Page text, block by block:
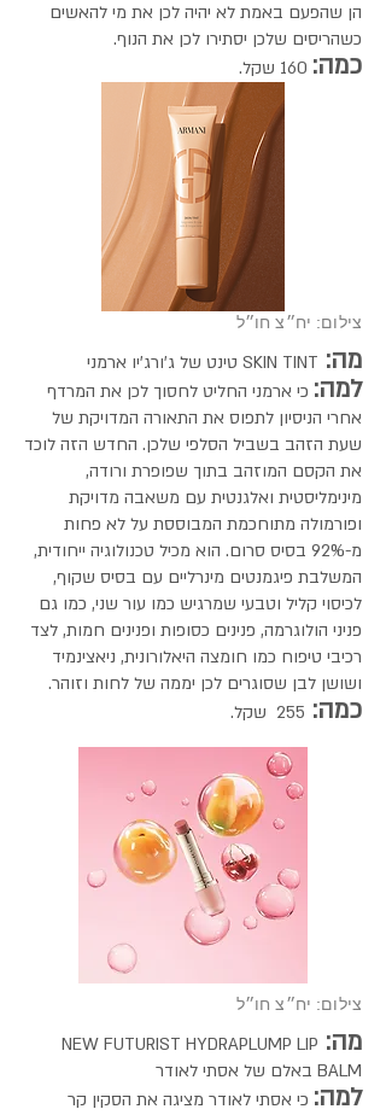
הן שהפעם באמת לא יהיה לכן את מי להאשים
כשהריסים שלכן יסתירו לכן את הנוף.
כמה:
צילום: יח״צ חו״ל
מה: SKIN TINT טינט של ג'ורג'יו ארמני
למה: כי ארמני החליט לחסוך לכן את המרדף
אחרי הניסיון לתפוס את התאורה המדויקת של
שעת הזהב בשביל הסלפי שלכן. החדש הזה לוכד
את הקסם המוזהב בתוך שפופרת ורודה,
מינימליסטית ואלגנטית עם משאבה מדויקת
ופורמולה מתוחכמת המבוססת על לא פחות
מ-92% בסיס סרום. הוא מכיל טכנולוגיה ייחודית,
המשלבת פיגמנטים מינרליים עם בסיס שקוף,
לכיסוי קליל וטבעי שמרגיש כמו עור שני, כמו גם
פניני הולוגרמה, פנינים כסופות ופנינים חמות, לצד
רכיבי טיפוח כמו חומצה היאלורונית, ניאצינמיד
ושושן לבן שסוגרים לכן יממה של לחות וזוהר.
כמה: 255 שקל.
צילום: יח״צ חו״ל
מה: NEW FUTURIST HYDRAPLUMP LIP
BALM באלם של אסתי לאודר
למה: כי אסתי לאודר מציגה את הסקין קר